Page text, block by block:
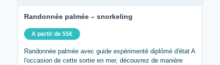
Randonnée palmée – snorkeling
A partir de 55€
Randonnée palmée avec guide expérimenté diplômé d'état A
l'occasion de cette sortie en mer, découvrez de manière